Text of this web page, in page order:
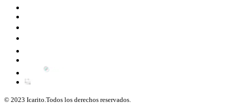
© 2023 Icarito.Todos los derechos reservados.